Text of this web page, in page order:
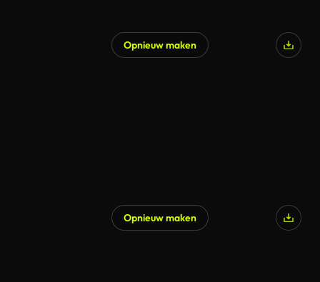
Opnieuw maken
Opnieuw maken